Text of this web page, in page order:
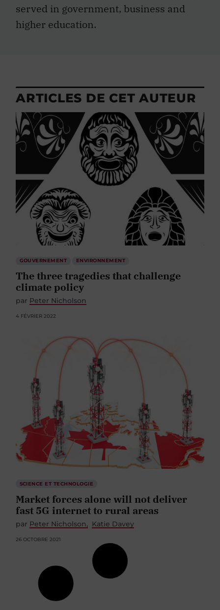
served in government, business and
higher education.
ARTICLES DE CET AUTEUR
GOUVERNEMENT ENVIRONNEMENT
The three tragedies that challenge
climate policy
par Peter Nicholson
4 FÉVRIER 2022
SCIENCE ET TECHNOLOGIE
Market forces alone will not deliver
fast 5G internet to rural areas
par Peter Nicholson Katie Davey
26 OCTOBRE 2021